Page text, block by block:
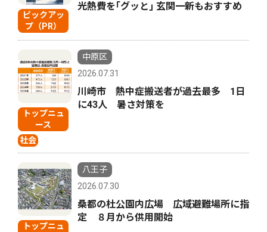
ピックアッ
プ（PR）
光熱費を｢グッと｣ 玄関一新もおすすめ
トップニュ
ース
社会
中原区
2026.07.31
川崎市 熱中症搬送者が過去最多 1日
に43人 暑さ対策を
トップニュ
八王子
2026.07.30
桑都の杜公園内広場 広域避難場所に指
定 ８月から供用開始